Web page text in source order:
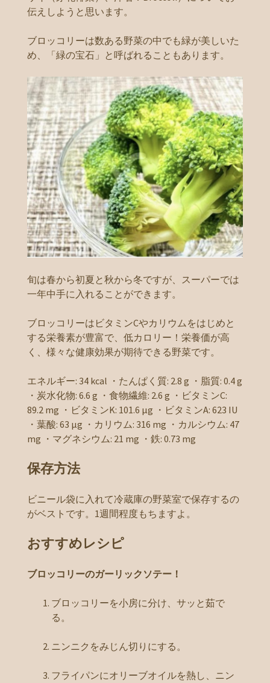
伝えしようと思います。
ブロッコリーは数ある野菜の中でも緑が美しいた
め、「緑の宝石」と呼ばれることもあります。
旬は春から初夏と秋から冬ですが、スーパーでは
一年中手に入れることができます。
ブロッコリーはビタミンCやカリウムをはじめと
する栄養素が豊富で、低カロリー！栄養価が高
く、様々な健康効果が期待できる野菜です。
エネルギー: 34 kcal ・たんぱく質: 2.8 g ・脂質: 0.4 g
・炭水化物: 6.6 g ・食物繊維: 2.6 g ・ビタミンC:
89.2 mg ・ビタミンK: 101.6 µg ・ビタミンA: 623 IU
・葉酸: 63 µg ・カリウム: 316 mg ・カルシウム: 47
mg ・マグネシウム: 21 mg ・鉄: 0.73 mg
保存方法
ビニール袋に入れて冷蔵庫の野菜室で保存するの
がベストです。1週間程度もちますよ。
おすすめレシピ
ブロッコリーのガーリックソテー！
ブロッコリーを小房に分け、サッと茹で
る。
ニンニクをみじん切りにする。
フライパンにオリーブオイルを熱し、ニン